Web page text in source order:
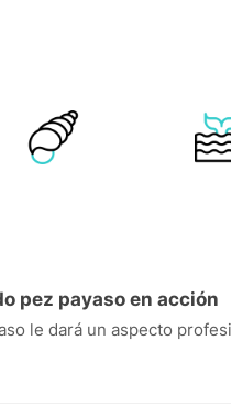
pez payaso en acción
le dará un aspecto